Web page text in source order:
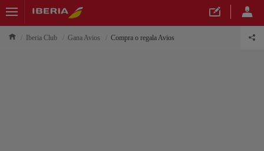
Iberia Club Gana Avios Compra o regala Avios